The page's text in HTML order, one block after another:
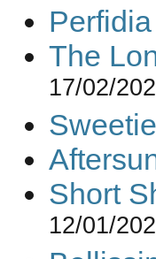
Perfidia
The
17/02/
Sweetie
Short
12/01/